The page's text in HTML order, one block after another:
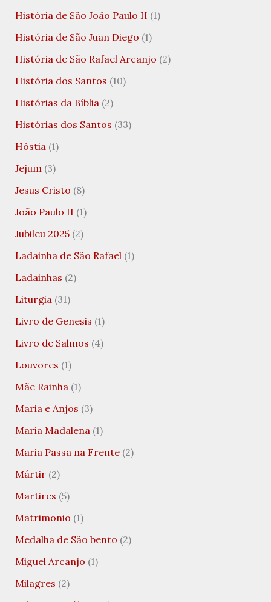
História de São João Paulo II (1)
História de São Juan Diego (1)
História de São Rafael Arcanjo (2)
História dos Santos (10)
Histórias da Bíblia (2)
Histórias dos Santos (33)
Hóstia (1)
Jejum (3)
Jesus Cristo (8)
João Paulo II (1)
Jubileu 2025(2)
Ladainha de São Rafael (1)
Ladainhas (2)
Liturgia (31)
Livro de Genesis (1)
Livro de Salmos (4)
Louvores (1)
Mãe Rainha (1)
Maria e Anjos (3)
Maria Madalena (1)
Maria Passa na Frente(2)
Mártir(2)
Martires (5)
Matrimonio (1)
Medalha de São bento (2)
Miguel Arcanjo (1)
Milagres (2)